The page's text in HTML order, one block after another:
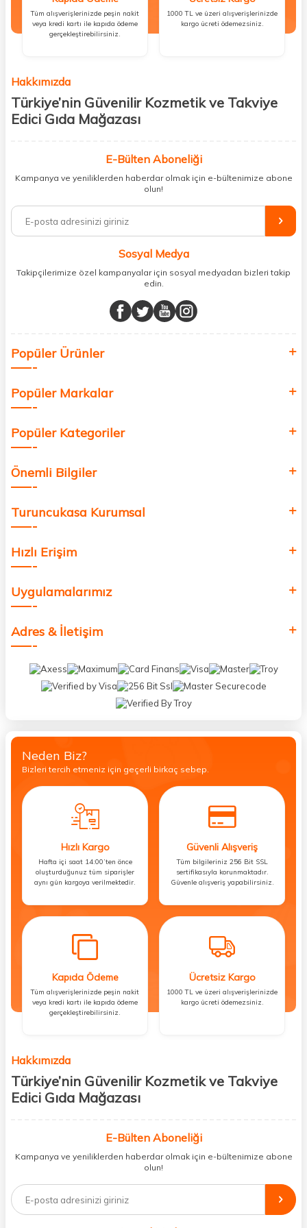
Tüm alışverişlerinizde peşin nakit
veya kredi kartı ile kapıda ödeme
gerçekleştirebilirsiniz.
1000 TL ve üzeri alışverişlerinizde
kargo ücreti ödemezsiniz.
Hakkımızda
Türkiye’nin Güvenilir Kozmetik ve Takviye
Edici Gıda Mağazası
kişisel bakım hem de takviye edici gıda ürünlerini sizlerle
buluşturuyoruz. Artık mağaza mağaza dolaşmanıza gerek yok;
ihtiyacınız olan her şeyi tek bir çatı altında topluyor ve kapınıza kadar
%100 orijinal kozmetik ve sağlık ürünleriyle güzelliğinizi tamamlayabilir,
vücudunuzu desteklemek için güvenilir takviye edici gıdalara
minerallere kadar binlerce ürünü uygun fiyat ve hızlı kargo avantajıyla
sunuyoruz.
buluşturuyor ve online alışveriş deneyiminizi en iyi hale getiriyoruz.
Sağlık, güzellik ve iyi yaşam için aradığınız her şey burada!
değer katmak için bize katılın!
E-Bülten Aboneliği
Kampanya ve yeniliklerden haberdar olmak için e-bültenimize abone
olun!
Sosyal Medya
Takipçilerimize özel kampanyalar için sosyal medyadan bizleri takip
edin.
Popüler Ürünler
Popüler Markalar
Popüler Kategoriler
Önemli Bilgiler
Turuncukasa Kurumsal
Hızlı Erişim
Uygulamalarımız
Adres & İletişim
Neden Biz?
Bizleri tercih etmeniz için geçerli birkaç sebep.
Hızlı Kargo
Hafta içi saat 14:00’ten önce
oluşturduğunuz tüm siparişler
aynı gün kargoya verilmektedir.
Güvenli Alışveriş
Tüm bilgileriniz 256 Bit SSL
sertifikasıyla korunmaktadır.
Güvenle alışveriş yapabilirsiniz.
Kapıda Ödeme
Tüm alışverişlerinizde peşin nakit
veya kredi kartı ile kapıda ödeme
gerçekleştirebilirsiniz.
Ücretsiz Kargo
1000 TL ve üzeri alışverişlerinizde
kargo ücreti ödemezsiniz.
Hakkımızda
Türkiye’nin Güvenilir Kozmetik ve Takviye
Edici Gıda Mağazası
kişisel bakım hem de takviye edici gıda ürünlerini sizlerle
buluşturuyoruz. Artık mağaza mağaza dolaşmanıza gerek yok;
ihtiyacınız olan her şeyi tek bir çatı altında topluyor ve kapınıza kadar
%100 orijinal kozmetik ve sağlık ürünleriyle güzelliğinizi tamamlayabilir,
vücudunuzu desteklemek için güvenilir takviye edici gıdalara
E-Bülten Aboneliği
Kampanya ve yeniliklerden haberdar olmak için e-bültenimize abone
olun!